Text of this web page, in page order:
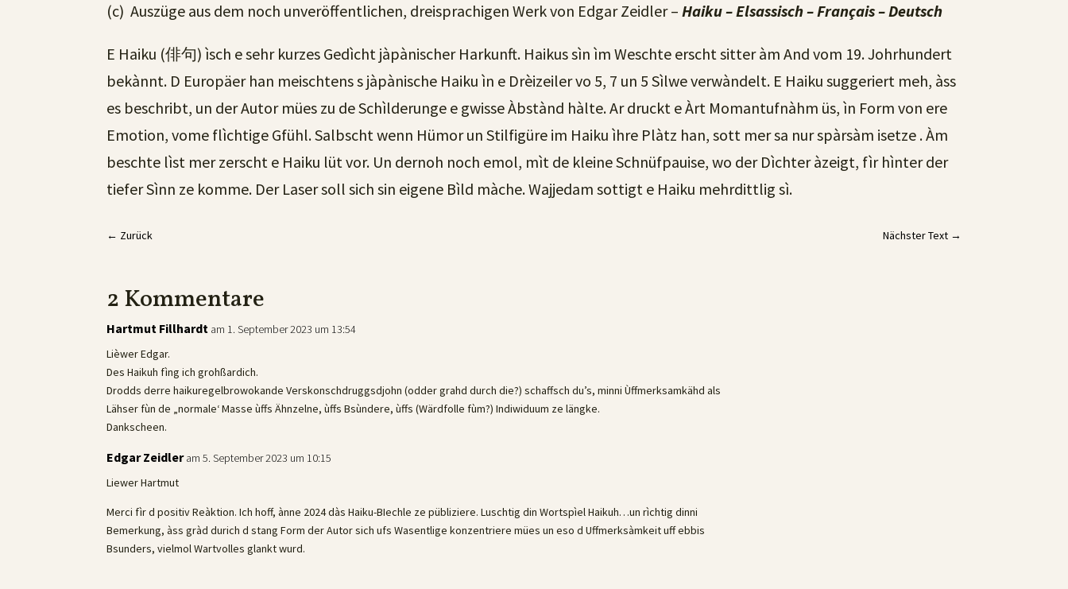
(c) Auszüge aus dem noch unveröffentlichen, dreisprachigen Werk von Edgar Zeidler – Haiku – Elsassisch – Français – Deutsch
E Haiku (俳句) ìsch e sehr kurzes Gedìcht jàpànischer Harkunft. Haikus sìn ìm Weschte erscht sitter àm And vom 19. Johrhundert
bekànnt. D Europäer han meischtens s jàpànische Haiku ìn e Drèizeiler vo 5, 7 un 5 Sìlwe verwàndelt. E Haiku suggeriert meh, àss
es beschribt, un der Autor mües zu de Schìlderunge e gwisse Àbstànd hàlte. Ar druckt e Àrt Momantufnàhm üs, ìn Form von ere
Emotion, vome flìchtige Gfühl. Salbscht wenn Hümor un Stilfigüre im Haiku ìhre Plàtz han, sott mer sa nur spàrsàm isetze . Àm
beschte lìst mer zerscht e Haiku lüt vor. Un dernoh noch emol, mìt de kleine Schnüfpauise, wo der Dìchter àzeigt, fìr hìnter der
tiefer Sìnn ze komme. Der Laser soll sich sin eigene Bìld màche. Wajjedam sottigt e Haiku mehrdittlig sì.
← Zurück Nächster Text→
2 Kommentare
Hartmut Fillhardt am 1. September 2023 um 13:54
Lièwer Edgar.
Des Haikuh fìng ich grohßardich.
Drodds derre haikuregelbrowokande Verskonschdruggsdjohn (odder grahd durch die?) schaffsch du’s, minni Ùffmerksamkähd als
Lähser fùn de „normale‘ Masse ùffs Ähnzelne, ùffs Bsùndere, ùffs (Wärdfolle fùm?) Indiwiduum ze längke.
Dankscheen.
Edgar Zeidleram 5. September 2023 um 10:15
Liewer Hartmut
Merci fìr d positiv Reàktion. Ich hoff, ànne 2024 dàs Haiku-BIechle ze pübliziere. Luschtig din Wortspìel Haikuh…un rìchtig dinni
Bemerkung, àss gràd durich d stang Form der Autor sich ufs Wasentlige konzentriere mües un eso d Uffmerksàmkeit uff ebbis
Bsunders, vielmol Wartvolles glankt wurd.